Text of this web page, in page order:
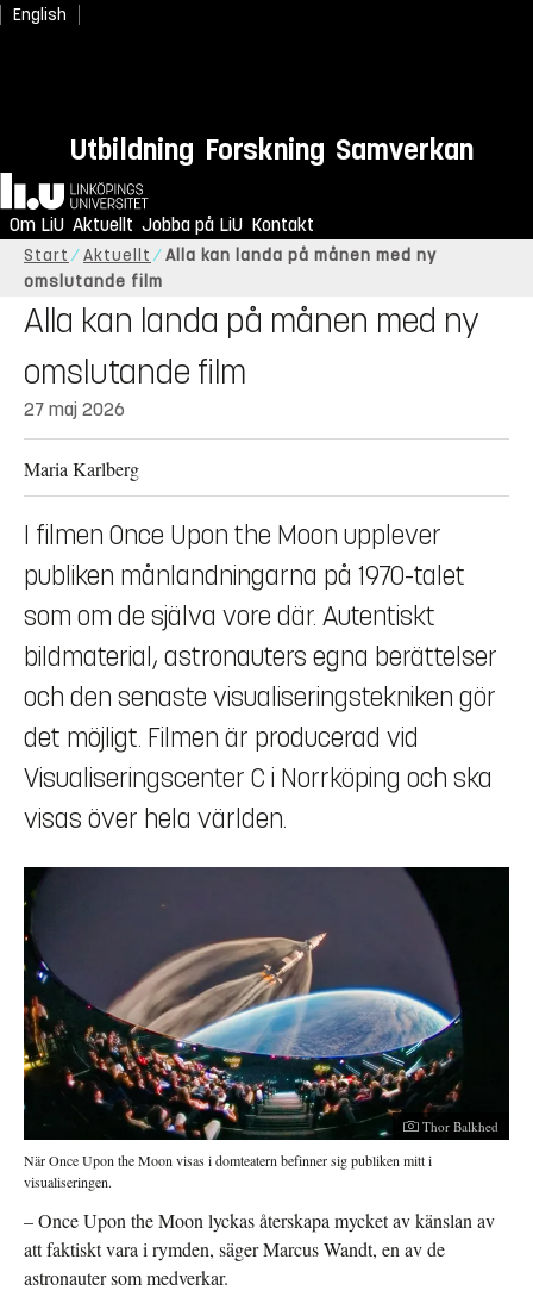
English
Utbildning Forskning Samverkan
Hem
Om LiU Aktuellt Jobba på LiU Kontakt
Start Aktuellt
Alla kan landa på månen med ny
omslutande film
Alla kan landa på månen med ny
omslutande film
27 maj 2026
Maria Karlberg
I filmen Once Upon the Moon upplever
publiken månlandningarna på 1970-talet
som om de själva vore där. Autentiskt
bildmaterial, astronauters egna berättelser
och den senaste visualiseringstekniken gör
det möjligt. Filmen är producerad vid
Visualiseringscenter C i Norrköping och ska
visas över hela världen.
Fotograf:
Thor Balkhed
När Once Upon the Moon visas i domteatern befinner sig publiken mitt i
visualiseringen.
– Once Upon the Moon lyckas återskapa mycket av känslan av
att faktiskt vara i rymden, säger Marcus Wandt, en av de
astronauter som medverkar.